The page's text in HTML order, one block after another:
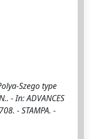
Szego type
- In: ADVANCES
- STAMPA. -